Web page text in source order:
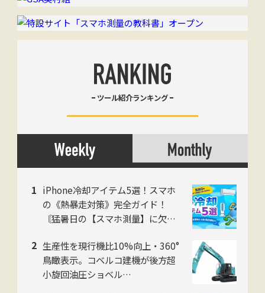
ツール紹介ランキング
iPhone冷却アイテム5選！スマホ
の《熱暴走対策》完全ガイド！
〘猛暑日の【スマホ測量】に欠か
生産性を現行機比10%向上・360°
鳥瞰表示。コベルコ建機が後方超
小旋回油圧ショベル